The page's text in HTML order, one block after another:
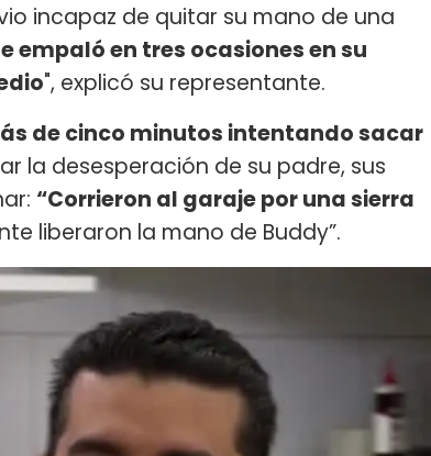
incapaz de quitar su mano de una
empaló en tres ocasiones en su
", explicó su representante.
de cinco minutos intentando sacar
la desesperación de su padre, sus
“Corrieron al garaje por una sierra
liberaron la mano de Buddy”.